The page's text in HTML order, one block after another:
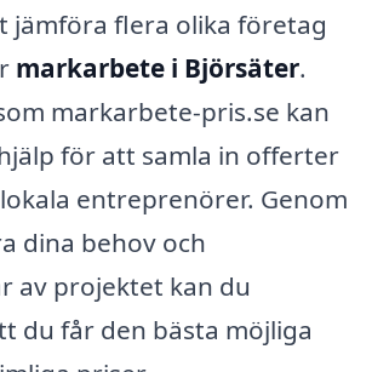
jämföra flera olika företag
markarbete i Björsäter.
markarbete-pris.se kan
för att samla in offerter
entreprenörer. Genom
dina behov och
av projektet kan du
du får den bästa möjliga